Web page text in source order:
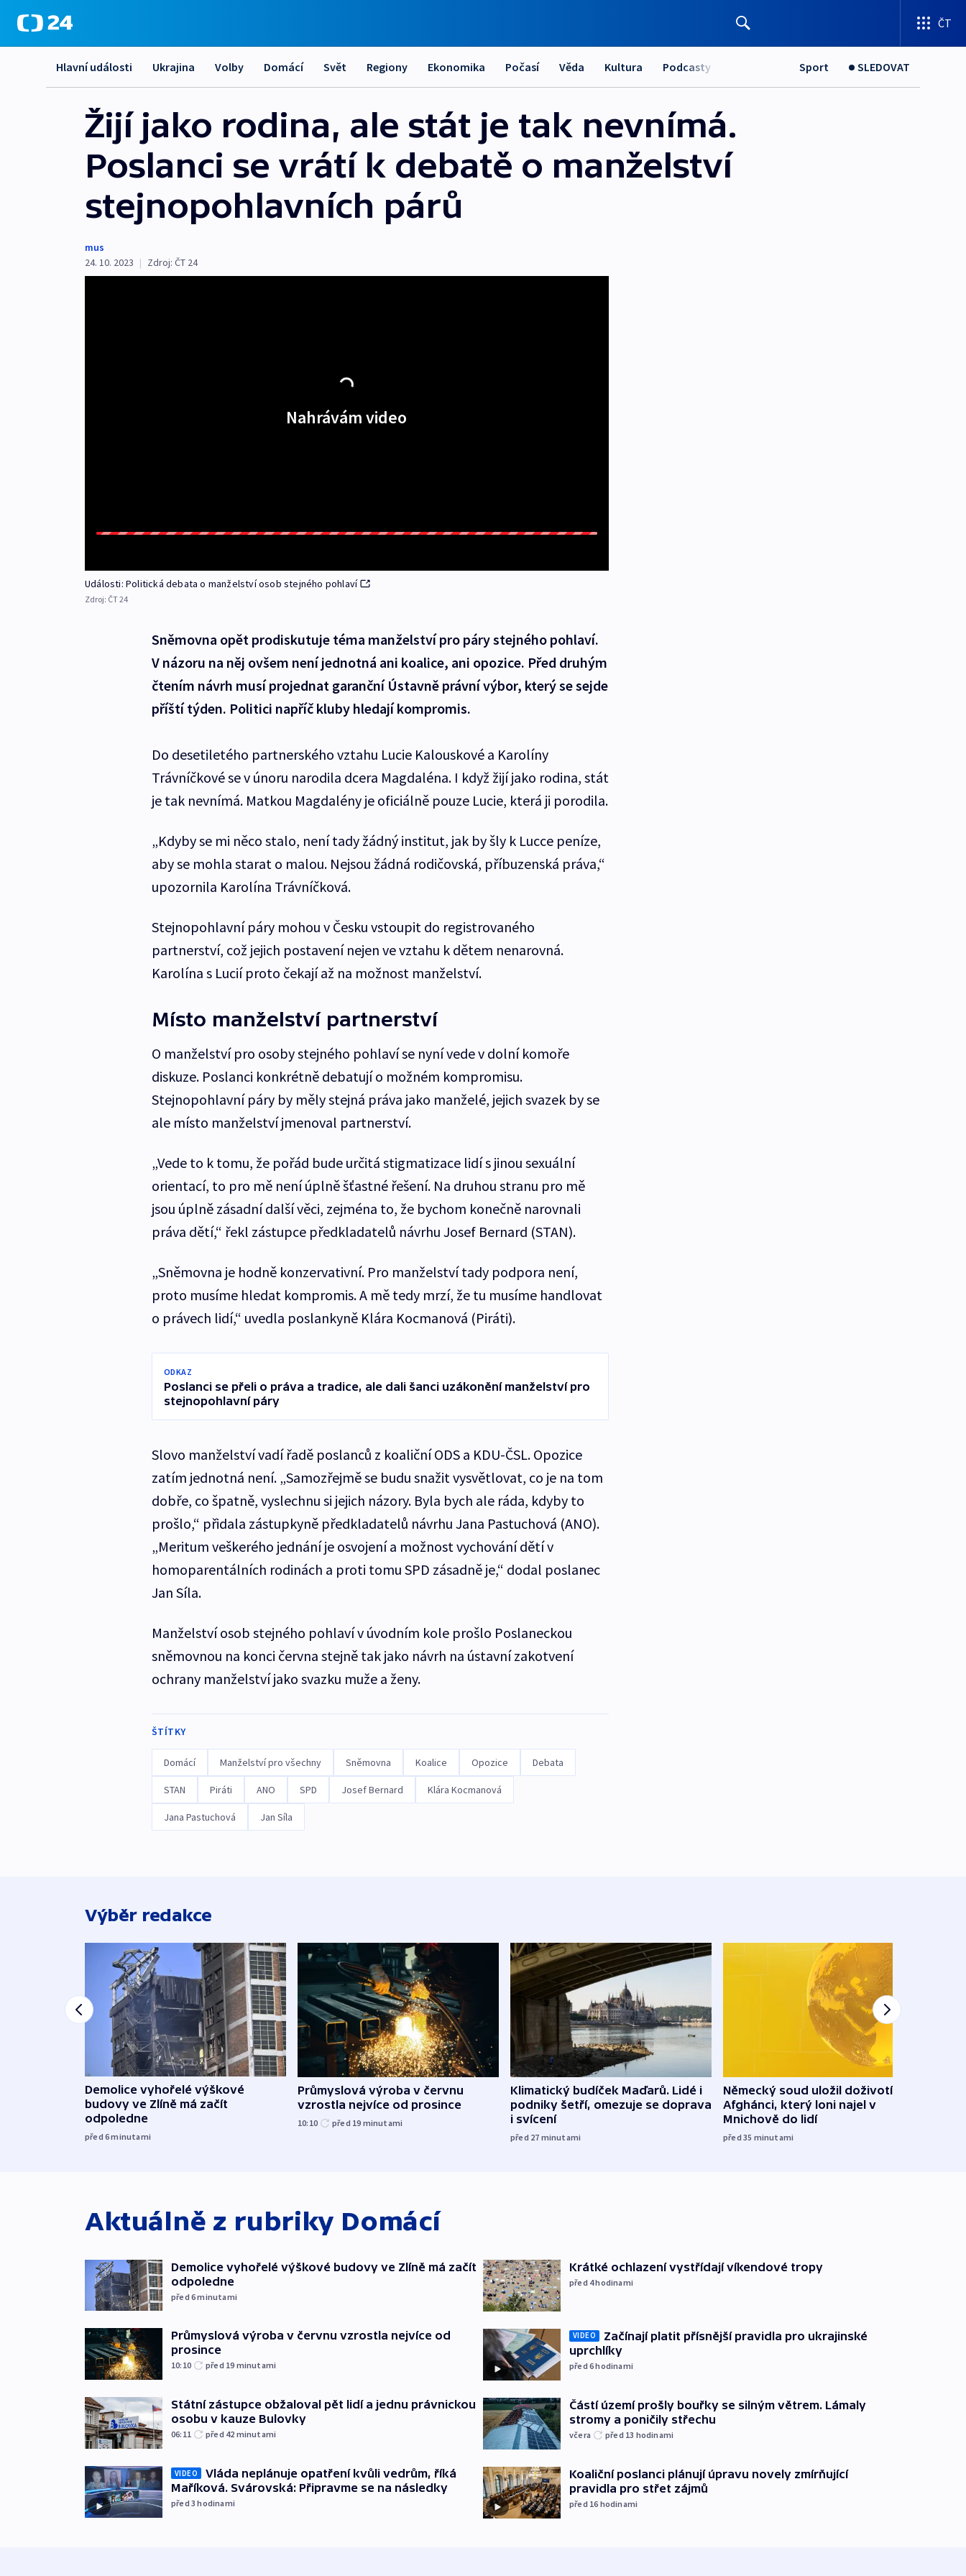
ČT
Hlavní události Ukrajina Volby Domácí Svět Regiony Ekonomika Počasí Věda Kultura Podcasty Sport SLEDOVAT
Žijí jako rodina, ale stát je tak nevnímá.
Poslanci se vrátí k debatě o manželství
stejnopohlavních párů
mus
24. 10. 2023 | Zdroj: ČT 24
Nahrávám video
Události: Politická debata o manželství osob stejného pohlaví
Zdroj: ČT 24
Sněmovna opět prodiskutuje téma manželství pro páry stejného pohlaví.
V názoru na něj ovšem není jednotná ani koalice, ani opozice. Před druhým
čtením návrh musí projednat garanční Ústavně právní výbor, který se sejde
příští týden. Politici napříč kluby hledají kompromis.
Do desetiletého partnerského vztahu Lucie Kalouskové a Karolíny
Trávníčkové se v únoru narodila dcera Magdaléna. I když žijí jako rodina, stát
je tak nevnímá. Matkou Magdalény je oficiálně pouze Lucie, která ji porodila.
„Kdyby se mi něco stalo, není tady žádný institut, jak by šly k Lucce peníze,
aby se mohla starat o malou. Nejsou žádná rodičovská, příbuzenská práva,“
upozornila Karolína Trávníčková.
Stejnopohlavní páry mohou v Česku vstoupit do registrovaného
partnerství, což jejich postavení nejen ve vztahu k dětem nenarovná.
Karolína s Lucií proto čekají až na možnost manželství.
Místo manželství partnerství
O manželství pro osoby stejného pohlaví se nyní vede v dolní komoře
diskuze. Poslanci konkrétně debatují o možném kompromisu.
Stejnopohlavní páry by měly stejná práva jako manželé, jejich svazek by se
ale místo manželství jmenoval partnerství.
„Vede to k tomu, že pořád bude určitá stigmatizace lidí s jinou sexuální
orientací, to pro mě není úplně šťastné řešení. Na druhou stranu pro mě
jsou úplně zásadní další věci, zejména to, že bychom konečně narovnali
práva dětí,“ řekl zástupce předkladatelů návrhu Josef Bernard (STAN).
„Sněmovna je hodně konzervativní. Pro manželství tady podpora není,
proto musíme hledat kompromis. A mě tedy mrzí, že tu musíme handlovat
o právech lidí,“ uvedla poslankyně Klára Kocmanová (Piráti).
ODKAZ
Poslanci se přeli o práva a tradice, ale dali šanci uzákonění manželství pro
stejnopohlavní páry
Slovo manželství vadí řadě poslanců z koaliční ODS a KDU-ČSL. Opozice
zatím jednotná není. „Samozřejmě se budu snažit vysvětlovat, co je na tom
dobře, co špatně, vyslechnu si jejich názory. Byla bych ale ráda, kdyby to
prošlo,“ přidala zástupkyně předkladatelů návrhu Jana Pastuchová (ANO).
„Meritum veškerého jednání je osvojení a možnost vychování dětí v
homoparentálních rodinách a proti tomu SPD zásadně je,“ dodal poslanec
Jan Síla.
Manželství osob stejného pohlaví v úvodním kole prošlo Poslaneckou
sněmovnou na konci června stejně tak jako návrh na ústavní zakotvení
ochrany manželství jako svazku muže a ženy.
ŠTÍTKY
Domácí Manželství pro všechny Sněmovna Koalice Opozice Debata
STAN Piráti ANO SPD Josef Bernard Klára Kocmanová
Jana Pastuchová Jan Síla
Výběr redakce
Demolice vyhořelé výškové
budovy ve Zlíně má začít
odpoledne
před 6minutami
Průmyslová výroba v červnu
vzrostla nejvíce od prosince
10:10 před 19 minutami
Klimatický budíček Maďarů. Lidé i
podniky šetří, omezuje se doprava
i svícení
před 27 minutami
Německý soud uložil doživotí
Afghánci, který loni najel v
Mnichově do lidí
před 35 minutami
Aktuálně z rubriky Domácí
Demolice vyhořelé výškové budovy ve Zlíně má začít
odpoledne
před 6minutami
Průmyslová výroba v červnu vzrostla nejvíce od
prosince
10:10 před 19 minutami
Státní zástupce obžaloval pět lidí a jednu právnickou
osobu v kauze Bulovky
06:11 před 42 minutami
VIDEO
Vláda neplánuje opatření kvůli vedrům, říká
Maříková. Svárovská: Připravme se na následky
před 3hodinami
Krátké ochlazení vystřídají víkendové tropy
před 4hodinami
VIDEO
Začínají platit přísnější pravidla pro ukrajinské
uprchlíky
před 6hodinami
Částí území prošly bouřky se silným větrem. Lámaly
stromy a poničily střechu
včera před 13 hodinami
Koaliční poslanci plánují úpravu novely zmírňující
pravidla pro střet zájmů
před 16 hodinami